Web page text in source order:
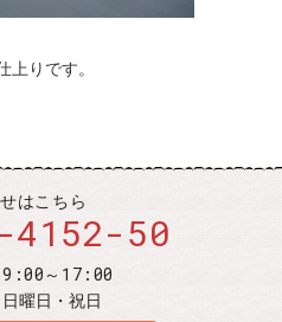
上りです。
はこちら
4152-50
9:00～17:00
日曜日・祝日